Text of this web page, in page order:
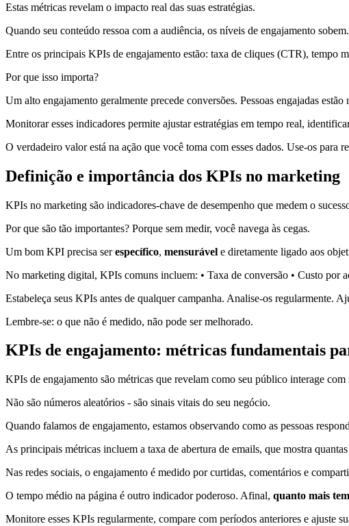
Estas métricas revelam o impacto real das suas estratégias.
Quando seu conteúdo ressoa com a audiência, os níveis de engajamento
Entre os principais KPIs de engajamento estão: taxa de cliques (CTR), tempo
Por que isso importa?
Um alto engajamento geralmente precede conversões. Pessoas engajadas
Monitorar esses indicadores permite ajustar estratégias em tempo real,
O verdadeiro valor está na ação que você toma com esses dados. Use-os
Definição e importância dos KPIs no marketing
KPIs no marketing são indicadores-chave de desempenho que medem o
Por que são tão importantes? Porque sem medir, você navega às cegas.
Um bom KPI precisa serespecífico, mensurável e diretamente ligado aos
No marketing digital, KPIs comuns incluem: • Taxa de conversão • Custo por
Estabeleça seus KPIs antes de qualquer campanha. Analise-os regularmente.
Lembre-se: o que não é medido, não pode ser melhorado.
KPIs de engajamento: métricas fundamentais
KPIs de engajamento são métricas que revelam como seu público interage
Não são números aleatórios - são sinais vitais do seu negócio.
Quando falamos de engajamento, estamos observando como as pessoas
As principais métricas incluem a taxa de abertura de emails, que mostra
Nas redes sociais, o engajamento é medido por curtidas, comentários e
O tempo médio na página é outro indicador poderoso. Afinal, quanto mais
Monitore esses KPIs regularmente, compare com períodos anteriores e ajuste